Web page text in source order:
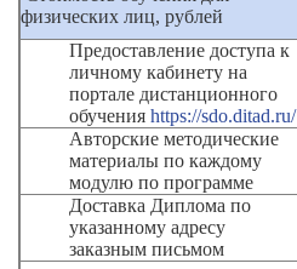
физических лиц, рублей
Предоставление доступа к
личному кабинету на
портале дистанционного
обучения https://sdo.ditad.ru/
Авторские методические
материалы по каждому
модулю по программе
Доставка Диплома по
указанному адресу
заказным письмом